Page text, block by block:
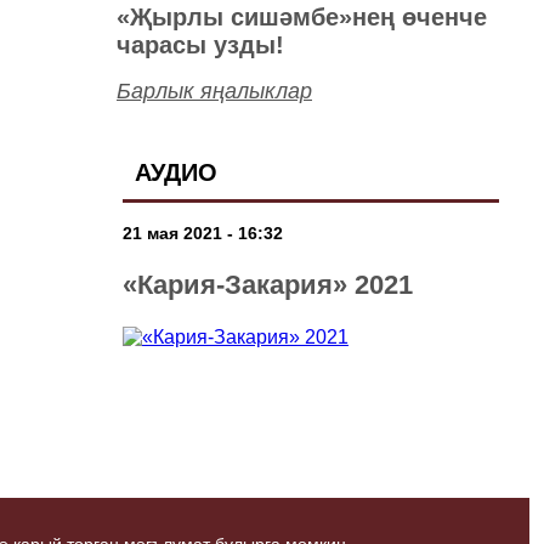
«Җырлы сишәмбе»нең өченче
чарасы узды!
Барлык яңалыклар
АУДИО
21 мая 2021 - 16:32
«Кария-Закария» 2021